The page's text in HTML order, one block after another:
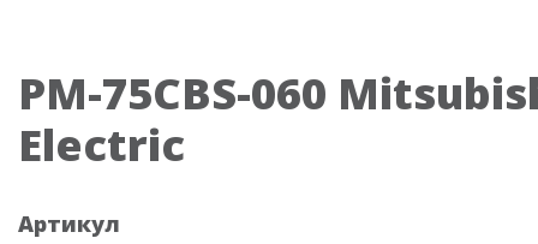
PM-75CBS-060
Electric
Артикул